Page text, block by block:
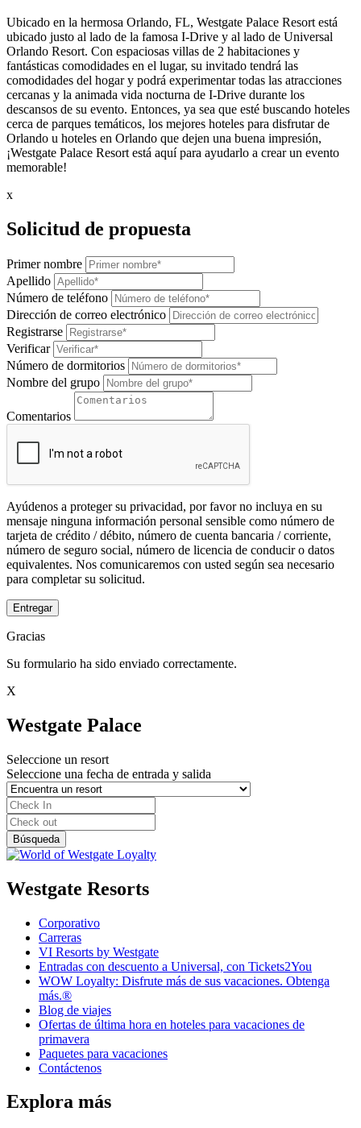
Ubicado en la hermosa Orlando, FL, Westgate Palace Resort está
ubicado justo al lado de la famosa I-Drive y al lado de Universal
Orlando Resort. Con espaciosas villas de 2 habitaciones y
fantásticas comodidades en el lugar, su invitado tendrá las
comodidades del hogar y podrá experimentar todas las atracciones
cercanas y la animada vida nocturna de I-Drive durante los
descansos de su evento. Entonces, ya sea que esté buscando hoteles
cerca de parques temáticos, los mejores hoteles para disfrutar de
Orlando u hoteles en Orlando que dejen una buena impresión,
¡Westgate Palace Resort está aquí para ayudarlo a crear un evento
memorable!
x
Solicitud de propuesta
Primer nombre
Apellido
Número de teléfono
Dirección de correo electrónico
Registrarse
Verificar
Número de dormitorios
Nombre del grupo
Comentarios
Ayúdenos a proteger su privacidad, por favor no incluya en su
mensaje ninguna información personal sensible como número de
tarjeta de crédito / débito, número de cuenta bancaria / corriente,
número de seguro social, número de licencia de conducir o datos
equivalentes. Nos comunicaremos con usted según sea necesario
para completar su solicitud.
Entregar
Gracias
Su formulario ha sido enviado correctamente.
X
Westgate Palace
Seleccione un resort
Seleccione una fecha de entrada y salida
Westgate Resorts
Corporativo
Carreras
VI Resorts by Westgate
Entradas con descuento a Universal, con Tickets2You
WOW Loyalty: Disfrute más de sus vacaciones. Obtenga
más.®
Blog de viajes
Ofertas de última hora en hoteles para vacaciones de
primavera
Paquetes para vacaciones
Contáctenos
Explora más